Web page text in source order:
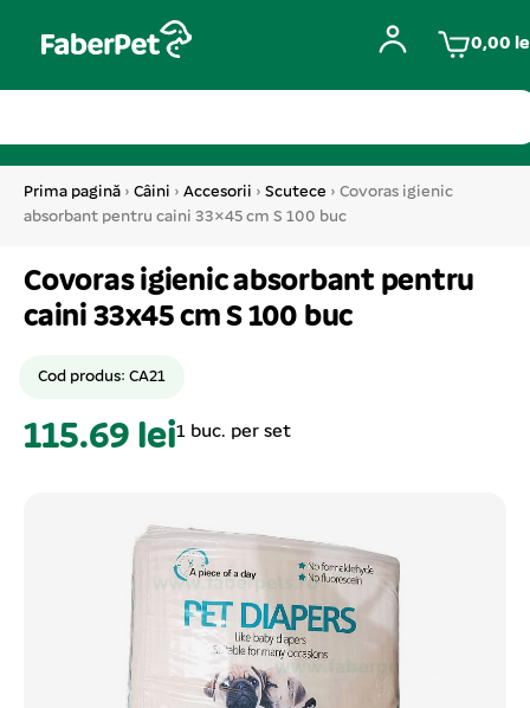
0,00
Prima pagină › Câini › Accesorii › Scutece › Covoras igienic
absorbant pentru caini 33×45 cm S 100 buc
Covoras igienic absorbant pentru
caini 33x45 cm S 100 buc
Cod produs: CA21
115.69 lei1 buc. per set